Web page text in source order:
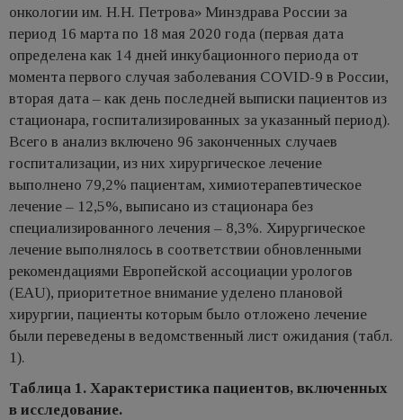
онкологии им. Н.Н. Петрова» Минздрава России за
период 16 марта по 18 мая 2020 года (первая дата
определена как 14 дней инкубационного периода от
момента первого случая заболевания COVID-9 в России,
вторая дата – как день последней выписки пациентов из
стационара, госпитализированных за указанный период).
Всего в анализ включено 96 законченных случаев
госпитализации, из них хирургическое лечение
выполнено 79,2% пациентам, химиотерапевтическое
лечение – 12,5%, выписано из стационара без
специализированного лечения – 8,3%. Хирургическое
лечение выполнялось в соответствии обновленными
рекомендациями Европейской ассоциации урологов
(EAU), приоритетное внимание уделено плановой
хирургии, пациенты которым было отложено лечение
были переведены в ведомственный лист ожидания (табл.
1).
Таблица 1. Характеристика пациентов, включенных
в исследование.